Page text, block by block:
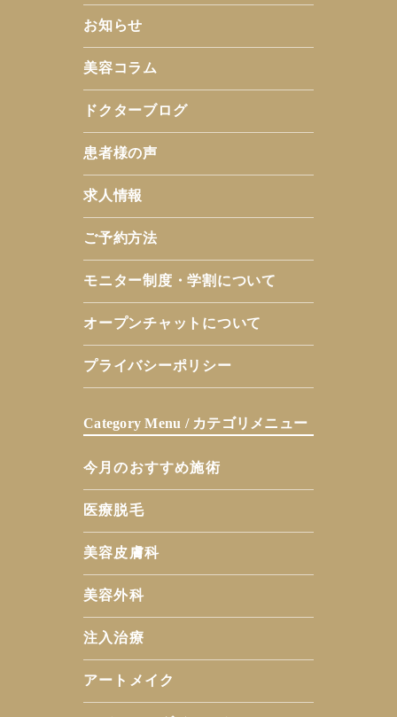
お知らせ
美容コラム
ドクターブログ
患者様の声
求人情報
ご予約方法
モニター制度・学割について
オープンチャットについて
プライバシーポリシー
Category Menu / カテゴリメニュー
今月のおすすめ施術
医療脱毛
美容皮膚科
美容外科
注入治療
アートメイク